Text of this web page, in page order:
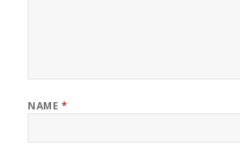
NAME *